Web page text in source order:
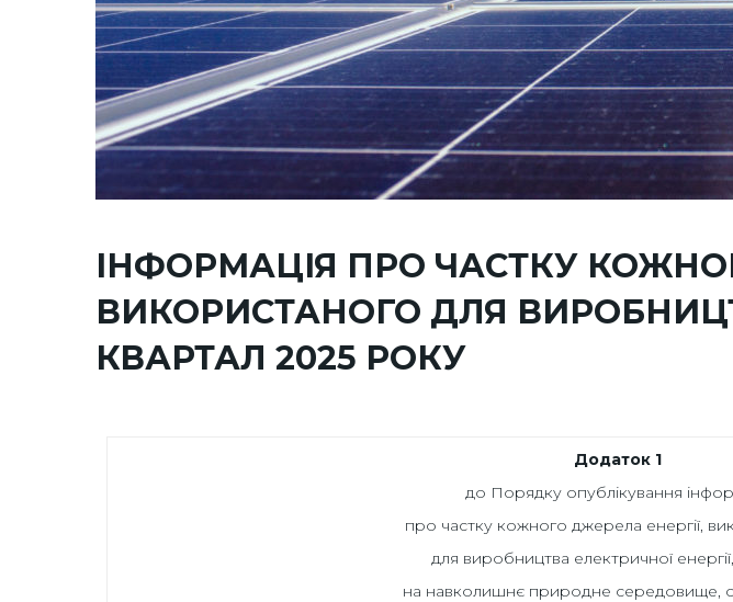
ІНФОРМАЦІЯ ПРО ЧАСТКУ
ВИКОРИСТАНОГО ДЛЯ
КВАРТАЛ 2025 РОКУ
Додаток 1
до Порядку опублікування
про частку кожного джерела енергії,
для виробництва електричної
на навколишнє природне середовище,